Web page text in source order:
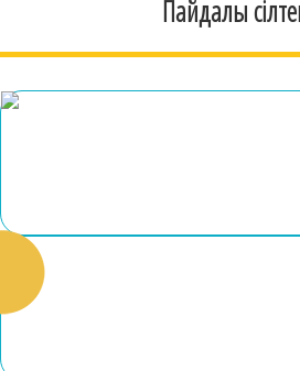
Пайдалы